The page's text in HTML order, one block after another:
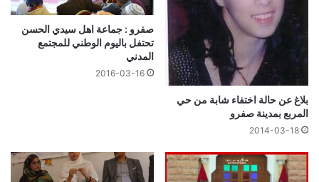
بلاغ عن حالة اختفاء شابة من حي
المربع بمدينة صفرو
2014-03-18
صفرو : جماعة اهل سيدي الحسن
تحتفل باليوم الوطني للمجتمع
المدني
2016-03-16